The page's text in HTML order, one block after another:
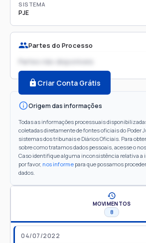
SISTEMA
PJE
Partes do Processo
Partes não disponíveis
Criar Conta Grátis
Origem das informações
Todas as informações processuais
coletadas diretamente de fontes oficiais do Poder
sistemas dos tribunais e Diários Oficiais. Para
sobre como tratamos dados pessoais, acesse o
Caso identifique alguma inconsistência relativa a
por favor, nos informe para que possamos
dados.
MOVIMENTOS
8
04/07/2022